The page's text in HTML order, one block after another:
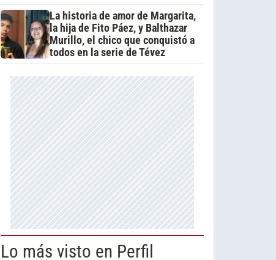
La historia de amor de Margarita,
la hija de Fito Páez, y Balthazar
Murillo, el chico que conquistó a
todos en la serie de Tévez
Lo más visto en Perfil